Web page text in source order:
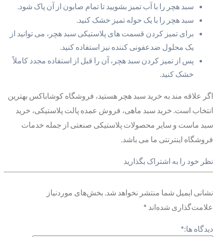
سبد هچر را با آب تمیز بشویید تا تمام صابون از آن پاک شود.
سبد هچر را با یک حوله تمیز خشک کنید.
برای تمیز کردن قسمت های پلاستیکی سبد هچر، می توانید از
یک محلول ضدعفونی کننده نیز استفاده کنید.
پس از تمیز کردن سبد هچر، آن را قبل از استفاده مجدد کاملاً
خشک کنید.
اگر علاقه مند به خرید سبد هچر هستید، فروشگاه کوشاباکس بهترین
انتخاب است. خرید سبد ماهی، فروش عمده پالت پلاستیکی، خرید
سبد ماست و سایر محصولات پلاستیکی صنعتی از جمله خدمات
فروشگاه اینترنتی ما می باشد.
نظر خود را به اشتراک بگذارید
نشانی ایمیل شما منتشر نخواهد شد. بخش‌های موردنیاز
علامت‌گذاری شده‌اند *
دیدگاه ها:*